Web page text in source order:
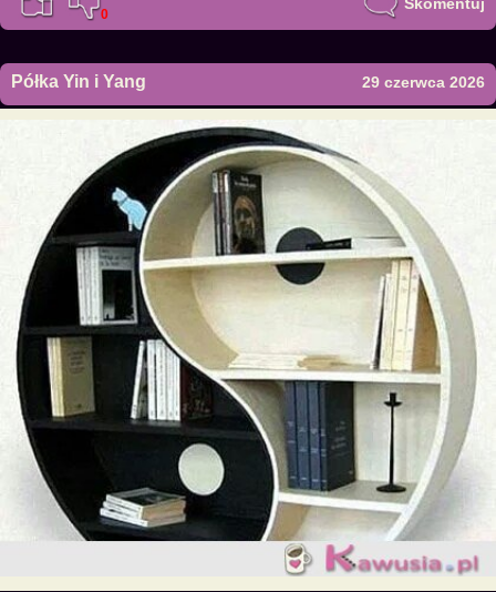
0
Półka Yin i Yang 29 czerwca 2026